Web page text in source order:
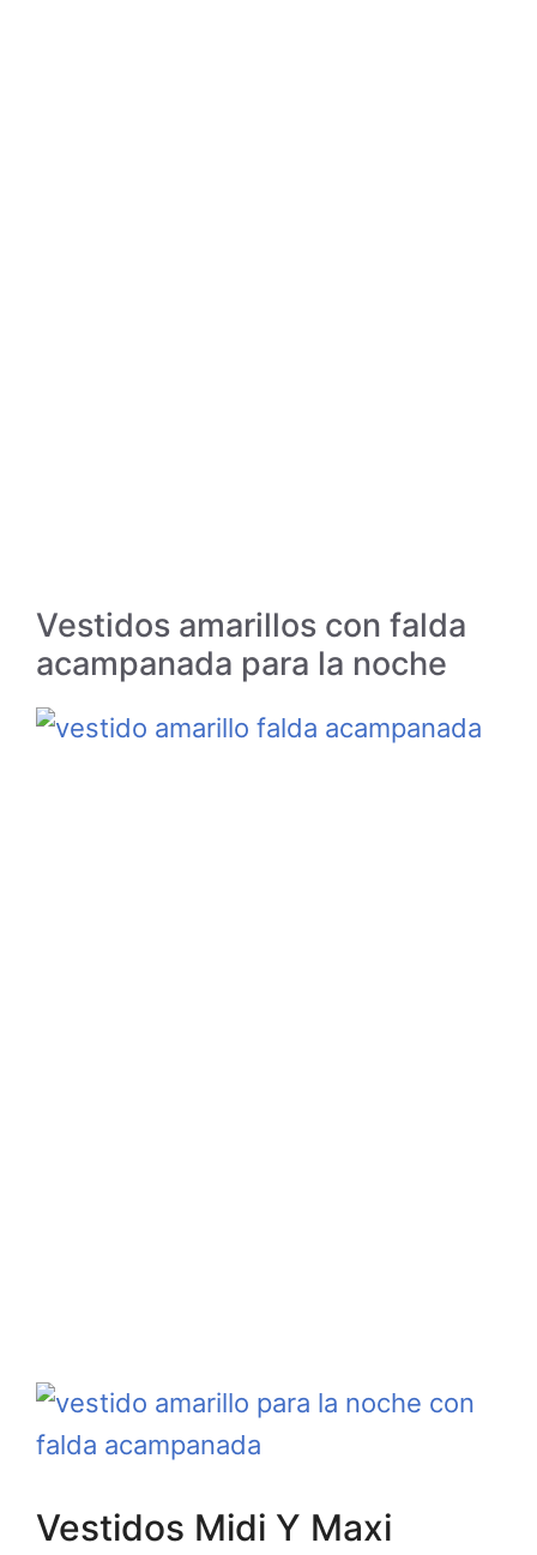
Vestidos amarillos con falda
acampanada para la noche
Vestidos Midi Y Maxi